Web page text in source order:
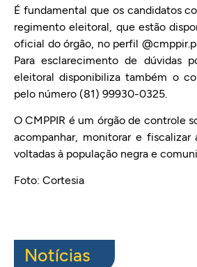
É fundamental que os candidatos
regimento eleitoral, que estão
oficial do órgão, no perfil
Para esclarecimento de dúvidas
eleitoral disponibiliza também o
pelo número (81) 99930-0325.
O CMPPIR é um órgão de controle
acompanhar, monitorar e fiscalizar
voltadas à população negra e
Foto: Cortesia
Notícias